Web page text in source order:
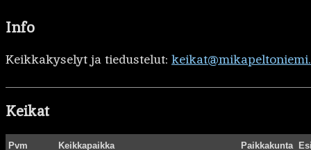
Info
Keikkakyselyt ja tiedustelut:
Keikat
Pvm Keikkapaikka Paikkakunta